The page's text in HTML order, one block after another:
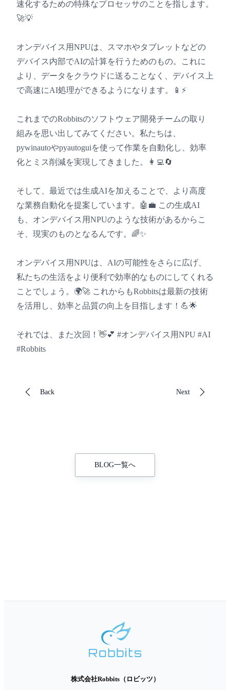
速化するための特殊なプロセッサのことを指します。
🚀💡
オンデバイス用NPUは、スマホやタブレットなどの
デバイス内部でAIの計算を行うためのもの。これに
より、データをクラウドに送ることなく、デバイス上
で高速にAI処理ができるようになります。📱⚡
これまでのRobbitsのソフトウェア開発チームの取り
組みを思い出してみてください。私たちは、
pywinautoやpyautoguiを使って作業を自動化し、効率
化とミス削減を実現してきました。👩‍💻🔄
そして、最近では生成AIを加えることで、より高度
な業務自動化を提案しています。🤖💼 この生成AI
も、オンデバイス用NPUのような技術があるからこ
そ、現実のものとなるんです。🌈✨
オンデバイス用NPUは、AIの可能性をさらに広げ、
私たちの生活をより便利で効率的なものにしてくれる
ことでしょう。🌍🚀 これからもRobbitsは最新の技術
を活用し、効率と品質の向上を目指します！💪🌟
それでは、また次回！👋💕 #オンデバイス用NPU #AI
#Robbits
Back Next
BLOG一覧へ
株式会社Robbits（ロビッツ）